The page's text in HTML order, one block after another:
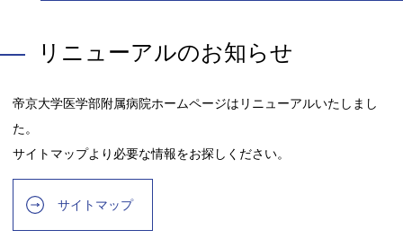
リニューアルのお知らせ
帝京大学医学部附属病院ホームページはリニューアルいたしまし
た。
サイトマップより必要な情報をお探しください。
サイトマップ